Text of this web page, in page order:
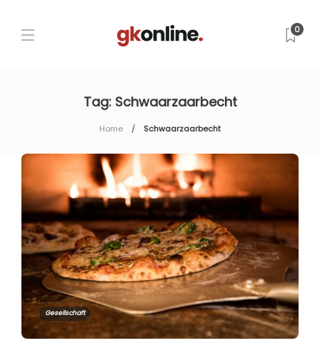
0
Tag: Schwaarzaarbecht
Home Schwaarzaarbecht
Gesellschaft